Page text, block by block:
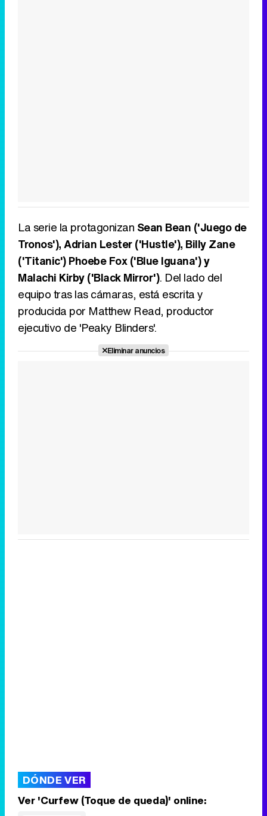
La serie la protagonizan Sean Bean ('Juego de
Tronos'), Adrian Lester ('Hustle'), Billy Zane
('Titanic') Phoebe Fox ('Blue Iguana') y
Malachi Kirby ('Black Mirror'). Del lado del
equipo tras las cámaras, está escrita y
producida por Matthew Read, productor
ejecutivo de 'Peaky Blinders'.
Eliminar anuncios
DÓNDE VER
Ver 'Curfew (Toque de queda)' online: